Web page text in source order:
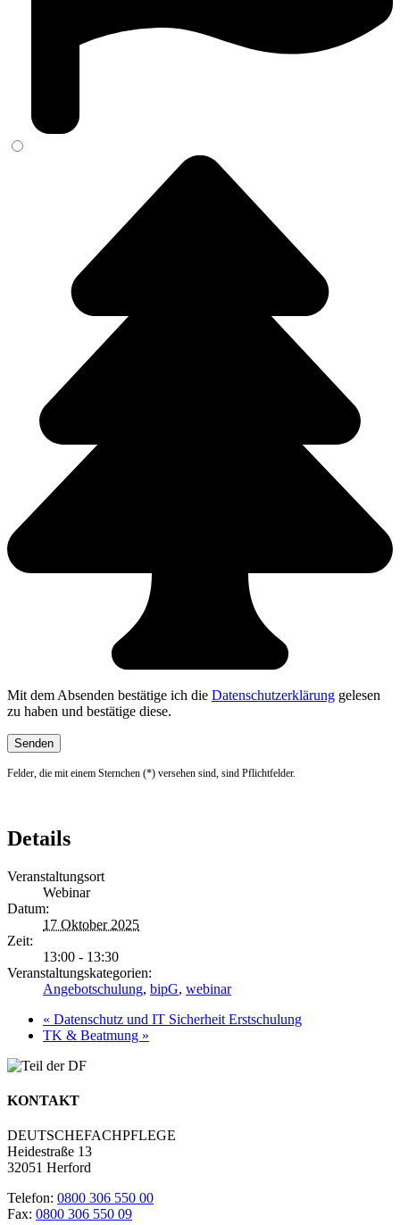
Mit dem Absenden bestätige ich die Datenschutzerklärung gelesen
zu haben und bestätige diese.
Felder, die mit einem Sternchen (*) versehen sind, sind Pflichtfelder.
Details
Veranstaltungsort
Webinar
Datum:
17 Oktober 2025
Zeit:
13:00 - 13:30
Veranstaltungskategorien:
Angebotschulung, bipG, webinar
« Datenschutz und IT Sicherheit Erstschulung
TK & Beatmung »
KONTAKT
DEUTSCHEFACHPFLEGE
Heidestraße 13
32051 Herford
Telefon: 0800 306 550 00
Fax: 0800 306 550 09